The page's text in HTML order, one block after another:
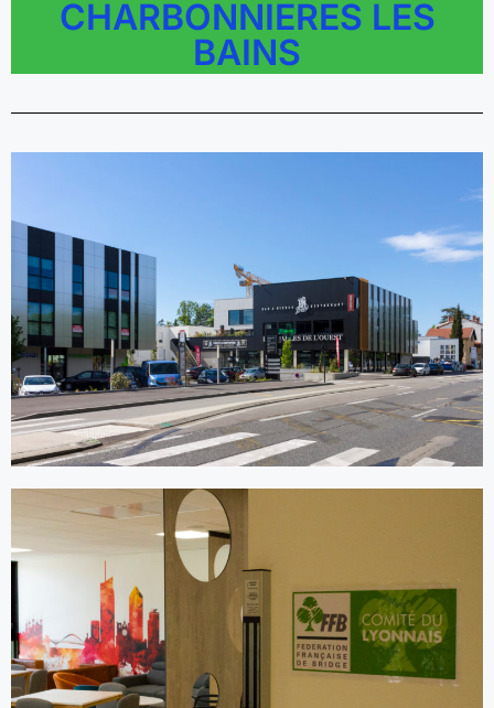
CHARBONNIERES LES
BAINS